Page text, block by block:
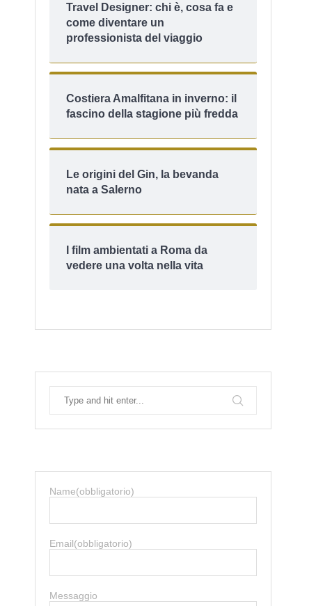
Travel Designer: chi è, cosa fa e
come diventare un
professionista del viaggio
Costiera Amalfitana in inverno: il
fascino della stagione più fredda
Le origini del Gin, la bevanda
nata a Salerno
I film ambientati a Roma da
vedere una volta nella vita
Name(obbligatorio)
Email(obbligatorio)
Messaggio